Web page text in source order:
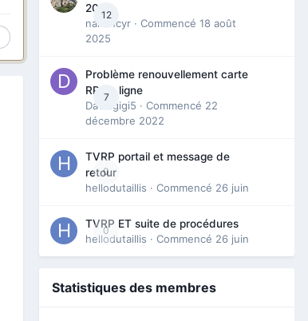
12
2026
nanancyr · Commencé 18 août
2025
7
Problème renouvellement carte
RP en ligne
Davidgigi5 · Commencé 22
décembre 2022
0
TVRP portail et message de
retour
hellodutaillis · Commencé 26 juin
0
TVRP ET suite de procédures
hellodutaillis · Commencé 26 juin
Statistiques des membres